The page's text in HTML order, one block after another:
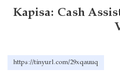
Kapisa: Cash
https://tinyurl.com/29xqauuq